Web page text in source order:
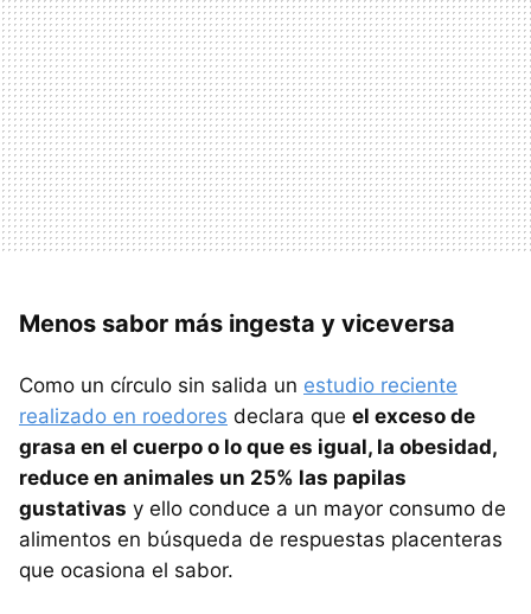
Menos sabor más ingesta y viceversa
Como un círculo sin salida un estudio reciente
realizado en roedores declara que el exceso de
grasa en el cuerpo o lo que es igual, la obesidad,
reduce en animales un 25% las papilas
gustativas y ello conduce a un mayor consumo de
alimentos en búsqueda de respuestas placenteras
que ocasiona el sabor.